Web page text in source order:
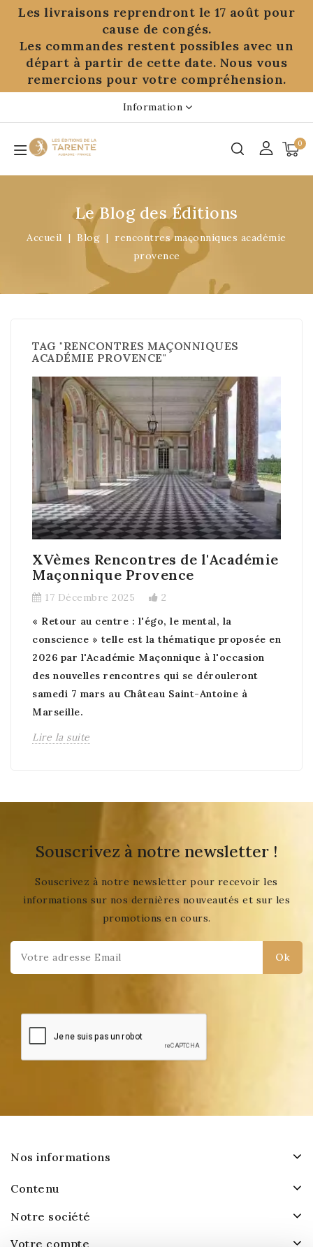
Les livraisons reprendront le 17 août pour
cause de congés.
Les commandes restent possibles avec un
départ à partir de cette date. Nous vous
remercions pour votre compréhension.
Information
0
Le Blog des Éditions
Accueil Blog
rencontres maçonniques académie
provence
TAG "RENCONTRES MAÇONNIQUES
ACADÉMIE PROVENCE"
XVèmes Rencontres de l'Académie
Maçonnique Provence
17 Décembre 2025
2
« Retour au centre : l'égo, le mental, la
conscience » telle est la thématique proposée en
2026 par l'Académie Maçonnique à l'occasion
des nouvelles rencontres qui se dérouleront
samedi 7 mars au Château Saint-Antoine à
Marseille.
Lire la suite
Souscrivez à notre newsletter !
Souscrivez à notre newsletter pour recevoir les
informations sur nos dernières nouveautés et sur les
promotions en cours.
Nos informations
Contenu
Notre société
Votre compte
Panneau de gestion des cookies